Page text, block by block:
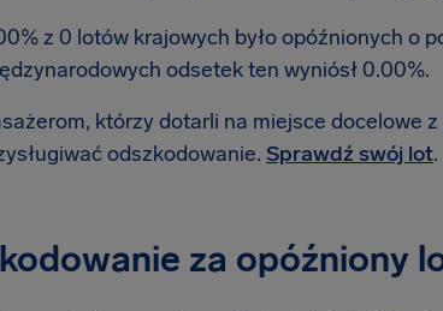
z 0 lotów krajowych było opóźnionych o
odsetek ten wyniósł 0.00%.
którzy dotarli na miejsce docelowe
odszkodowanie. Sprawdź swój lot.
za opóźniony